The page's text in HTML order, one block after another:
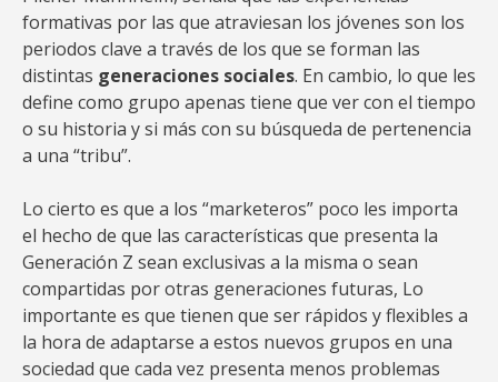
formativas por las que atraviesan los jóvenes son los
periodos clave a través de los que se forman las
distintas generaciones sociales. En cambio, lo que les
define como grupo apenas tiene que ver con el tiempo
o su historia y si más con su búsqueda de pertenencia
a una “tribu”.
Lo cierto es que a los “marketeros” poco les importa
el hecho de que las características que presenta la
Generación Z sean exclusivas a la misma o sean
compartidas por otras generaciones futuras, Lo
importante es que tienen que ser rápidos y flexibles a
la hora de adaptarse a estos nuevos grupos en una
sociedad que cada vez presenta menos problemas